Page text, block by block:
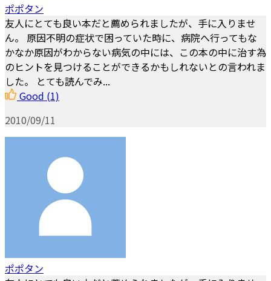
ポポタン
友人にとても良い本だと薦められましたが、手に入りませ
ん。 原因不明の症状で困っていた時に、病院へ行ってもな
かなか原因がわからない病気の中には、この本の中に治す為
のヒントを見つけることができるかもしれないとの言われま
した。 とても読んでみ...
Good (1)
2010/09/11
ポポタン